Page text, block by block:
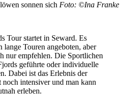
sonnen sich Foto: ©Ina Franke
Tour startet in Seward. Es
lange Touren angeboten, aber
nur empfehlen. Die Sportlichen
geführte oder individuelle
Dabei ist das Erlebnis der
intensiver und man kann
erleben.